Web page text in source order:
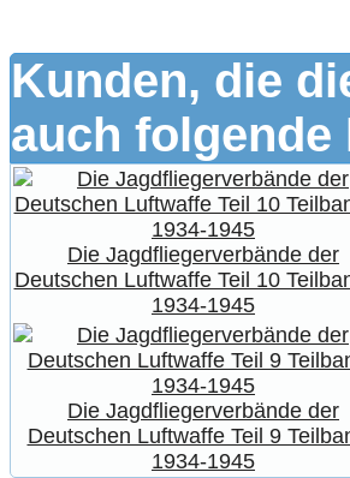
Kunden, die
auch
Die Jagdfliegerverbände der
Deutschen Luftwaffe Teil 10
1934-1945
Die Jagdfliegerverbände der
Deutschen Luftwaffe Teil 9
1934-1945